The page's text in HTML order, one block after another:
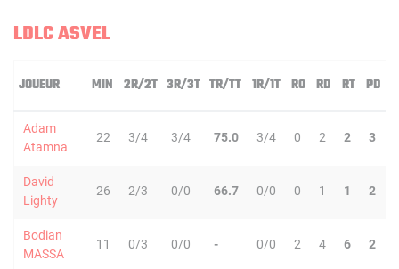
LDLC ASVEL
JOUEUR MIN 2R/2T 3R/3T TR/TT 1R/1T RO RD RT PD
Adam
Atamna
22 3/4 3/4 75.0 3/4 0 2 2 3
David
Lighty
26 2/3 0/0 66.7 0/0 0 1 1 2
Bodian
MASSA
11 0/3 0/0 - 0/0 2 4 6 2